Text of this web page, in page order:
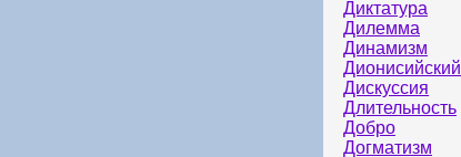
Диктатура
Дилемма
Динамизм
Дионисийский
Дискуссия
Длительность
Добро
Догматизм